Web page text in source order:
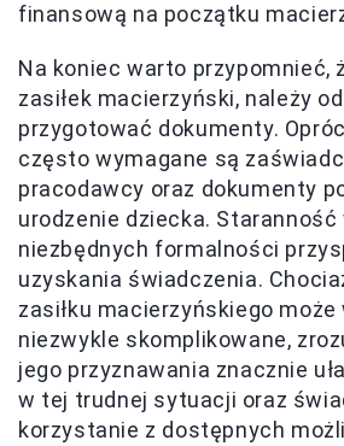
finansową na początku
Na koniec warto przypomnieć,
zasiłek macierzyński, należy
przygotować dokumenty.
często wymagane są
pracodawcy oraz dokumenty
urodzenie dziecka. Staranność
niezbędnych formalności
uzyskania świadczenia.
zasiłku macierzyńskiego
niezwykle skomplikowane,
jego przyznawania znacznie
w tej trudnej sytuacji oraz
korzystanie z dostępnych